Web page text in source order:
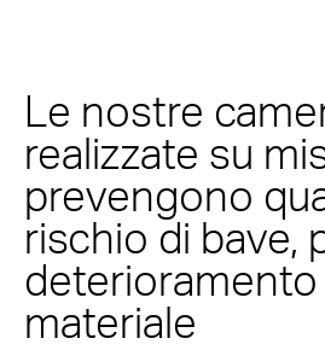
Le nostre
realizzate su
prevengono
rischio di bave,
deterioramento
materiale